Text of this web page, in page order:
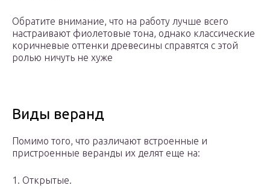
Обратите внимание, что на работу лучше всего
настраивают фиолетовые тона, однако классические
коричневые оттенки древесины справятся с этой
ролью ничуть не хуже
Виды веранд
Помимо того, что различают встроенные и
пристроенные веранды их делят еще на:
1. Открытые.